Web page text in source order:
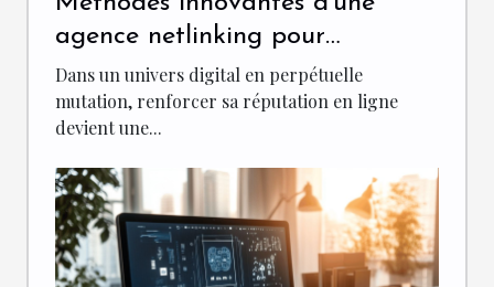
agence netlinking pour
renforcer votre réputation en
ligne
Dans un univers digital en perpétuelle
mutation, renforcer sa réputation en ligne
devient une...